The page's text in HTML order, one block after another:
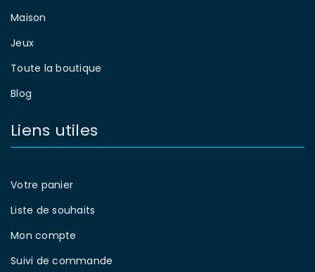
Maison
Jeux
Toute la boutique
Blog
Liens utiles
Votre panier
Liste de souhaits
Mon compte
Suivi de commande